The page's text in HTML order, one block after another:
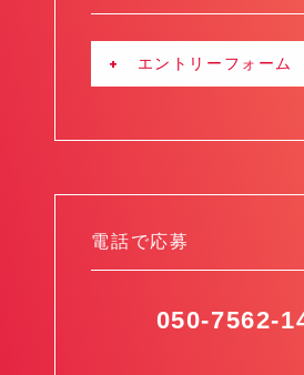
+ エントリーフォーム
電話で応募
050-7562-